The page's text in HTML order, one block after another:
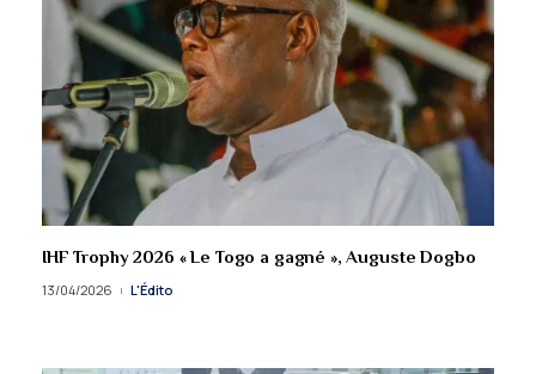
IHF Trophy 2026 « Le Togo a gagné », Auguste Dogbo
13/04/2026 L'Édito